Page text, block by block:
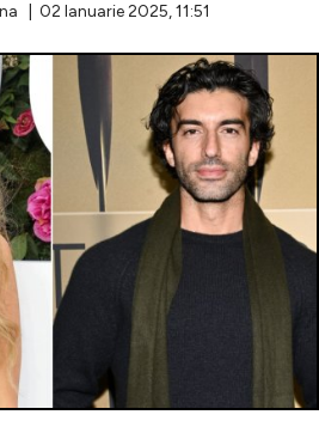
| 02 Ianuarie 2025, 11:51